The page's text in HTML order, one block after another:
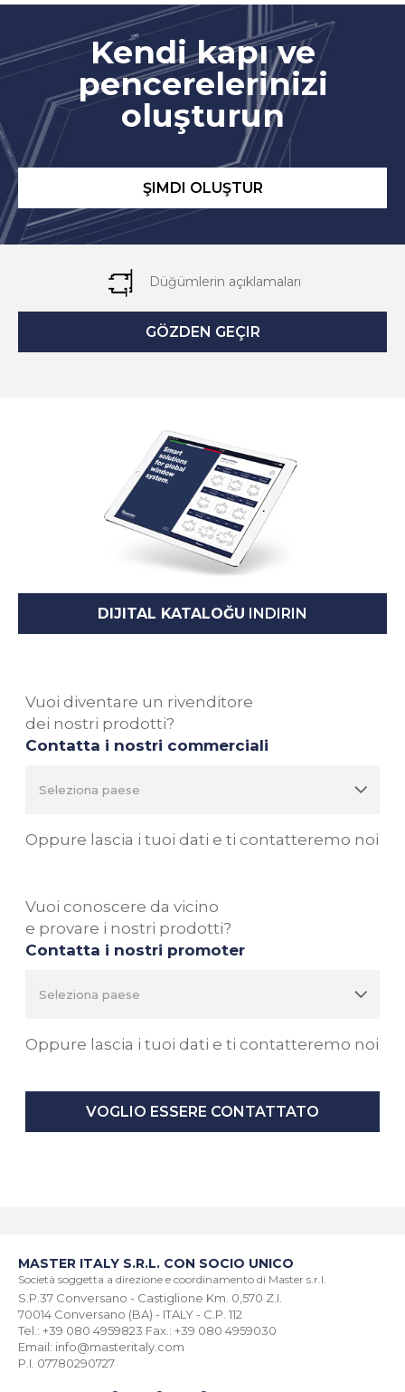
Kendi kapı ve
pencerelerinizi
oluşturun
ŞIMDI OLUŞTUR
Düğümlerin açıklamaları
GÖZDEN GEÇIR
DIJITAL KATALOĞU INDIRIN
Vuoi diventare un rivenditore
dei nostri prodotti?
Contatta i nostri commerciali
Oppure lascia i tuoi dati e ti contatteremo noi
Vuoi conoscere da vicino
e provare i nostri prodotti?
Contatta i nostri promoter
Oppure lascia i tuoi dati e ti contatteremo noi
VOGLIO ESSERE CONTATTATO
MASTER ITALY S.R.L. CON SOCIO UNICO
Società soggetta a direzione e coordinamento di Master s.r.l.
S.P.37 Conversano - Castiglione Km. 0,570 Z.I.
70014 Conversano (BA) - ITALY - C.P. 112
Tel.: +39 080 4959823 Fax.: +39 080 4959030
Email: info@masteritaly.com
P.I. 07780290727